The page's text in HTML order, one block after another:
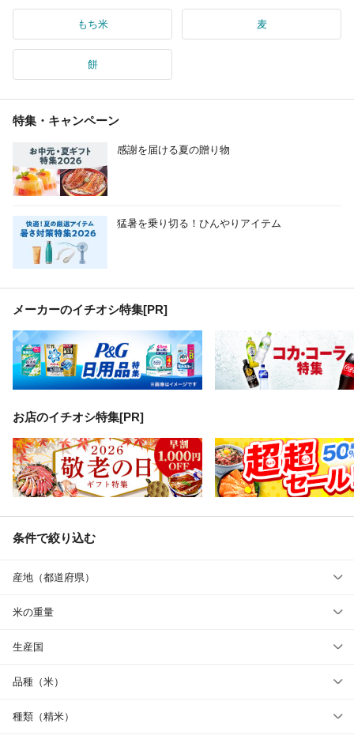
もち米 麦
餅
特集・キャンペーン
感謝を届ける夏の贈り物
猛暑を乗り切る！ひんやりアイテム
メーカーのイチオシ特集[PR]
お店のイチオシ特集[PR]
条件で絞り込む
産地（都道府県）
米の重量
生産国
品種（米）
種類（精米）